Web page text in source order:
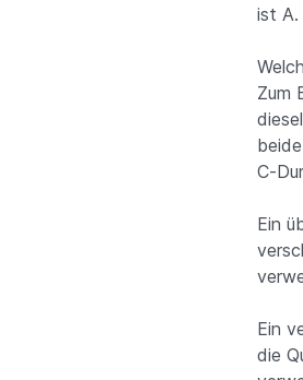
ist A.
Zum
C-
Ein
Ein
die